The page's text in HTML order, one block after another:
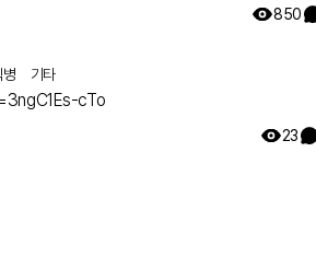
850
병 기타
cTo
23